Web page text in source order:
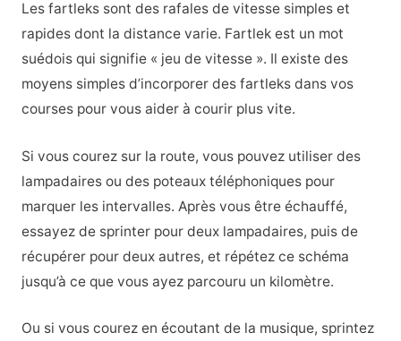
Les fartleks sont des rafales de vitesse simples et
rapides dont la distance varie. Fartlek est un mot
suédois qui signifie « jeu de vitesse ». Il existe des
moyens simples d’incorporer des fartleks dans vos
courses pour vous aider à courir plus vite.
Si vous courez sur la route, vous pouvez utiliser des
lampadaires ou des poteaux téléphoniques pour
marquer les intervalles. Après vous être échauffé,
essayez de sprinter pour deux lampadaires, puis de
récupérer pour deux autres, et répétez ce schéma
jusqu’à ce que vous ayez parcouru un kilomètre.
Ou si vous courez en écoutant de la musique, sprintez